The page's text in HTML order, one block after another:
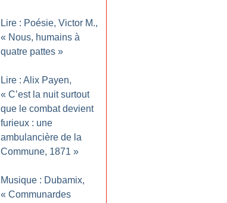
Lire : Poésie, Victor M.,
« Nous, humains à
quatre pattes »
Lire : Alix Payen,
« C’est la nuit surtout
que le combat devient
furieux : une
ambulancière de la
Commune, 1871 »
Musique : Dubamix,
« Communardes